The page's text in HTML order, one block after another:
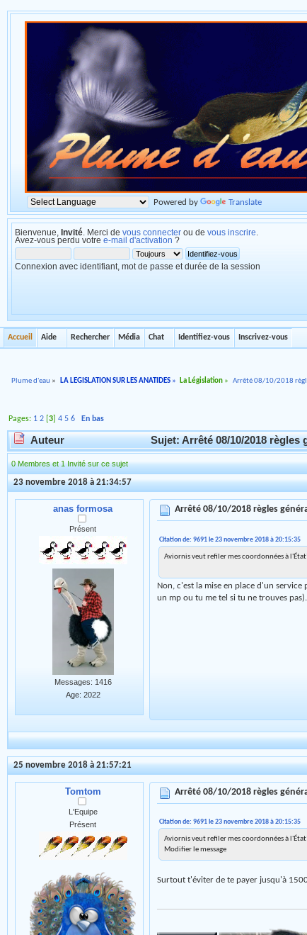
Powered by Translate
Bienvenue, Invité . Merci de vous connecter ou de vous inscrire
Avez-vous perdu votre e-mail d'activation ?
Connexion avec identifiant, mot de passe et durée de la session
Accueil Aide Rechercher Média Chat Identifiez-vous Inscrivez-vous
Plume d'eau » LA LEGISLATION SUR LES ANATIDES» La Législation » Arrêté 08/10/2018
Pages: 1 2 [3 ]4 5 6 En bas
Auteur Sujet: Arrêté 08/10/2018 règles
0 Membres et 1 Invité sur ce sujet
23 novembre 2018 à 21:34:57
anas formosa
Présent
Messages: 1416
Age: 2022
Arrêté 08/10/2018 règles
Citation de: 9691 le 23 novembre 2018 à 20:15:35
Aviornis veut refiler mes coordonnées à
Non, c'est la mise en place d'un
un mp ou tu me tel si tu ne trouves pas).
25 novembre 2018 à 21:57:21
Tomtom
L'Equipe
Présent
Arrêté 08/10/2018 règles
Citation de: 9691 le 23 novembre 2018 à 20:15:35
Aviornis veut refiler mes coordonnées à
Modifier le message
Surtout t'éviter de te payer jusqu'à